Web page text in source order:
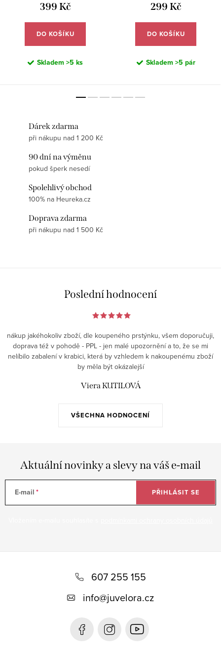
399 Kč
DO KOŠÍKU
Skladem >5 ks
299 Kč
DO KOŠÍKU
Skladem >5 pár
Dárek zdarma
při nákupu nad 1 200 Kč
90 dní na výměnu
pokud šperk nesedí
Spolehlivý obchod
100% na Heureka.cz
Doprava zdarma
při nákupu nad 1 500 Kč
Poslední hodnocení
VŠECHNA HODNOCENÍ
nákup jakéhokoliv zboží, dle koupeného prstýnku, všem doporučuji,
doprava též v pohodě - PPL - jen malé upozornění a to, že se mi
nelíbilo zabalení v krabici, která by vzhledem k nakoupenému zboží
by měla být okázalejší
Viera KUTILOVÁ
Aktuální novinky a slevy na váš e-mail
E-mail PŘIHLÁSIT SE
607 255 155
info@juvelora.cz